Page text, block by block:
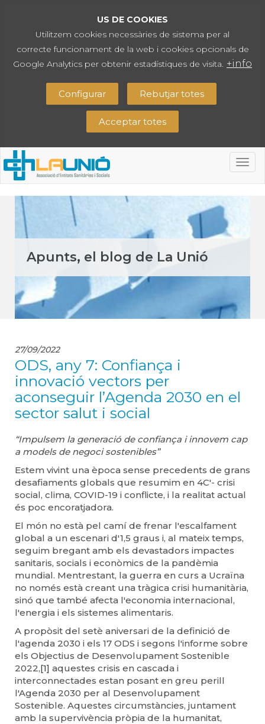
US DE COOKIES
Utilitzem cookies necessàries de sistema per al
correcte funcionament de la web i cookies opcionals de
Google Analytics per obtenir estadístiques de visita. +info
Configurar Rebutjar totes
Acceptar totes
Apunts, el blog de La Unió
27/09/2022
ODS, any 7: Confiança i
innovació vectors per
aconseguir l’Agenda 2030 en el
sector salut i social
“Impulsem la generació de confiança i innovem cap
a models de negoci sostenibles”
Estem vivint una època sense precedents de grans
desafiaments globals que resumim en 4C'- crisi
social, clima, COVID-19 i conflicte, i la realitat actual
és poc encoratjadora.
El món no està pel camí de frenar l'escalfament
global a un escenari d'1,5 graus i, al mateix temps,
seguim bregant amb els devastadors impactes
sanitaris, socials i econòmics de la pandèmia
mundial. Mentrestant, la guerra en curs a Ucraïna
no només està creant una tràgica crisi humanitària,
sinó que també afecta l'economia internacional,
l'energia i els sistemes alimentaris.
A propòsit del setè aniversari de la definició de
l'agenda 2030 i els 17 ODS i segons l'informe sobre
els Objectius de Desenvolupament Sostenible
2022,[1] aquestes crisis en cascada i
interconnectades estan posant en greu perill
l'Agenda 2030 per al Desenvolupament
Sostenible. Aquestes circumstàncies, juntament
amb la supervivència pròpia de la humanitat,